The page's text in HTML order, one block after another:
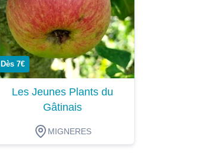
Dès 7€
Les Jeunes Plants du
Gâtinais
MIGNERES